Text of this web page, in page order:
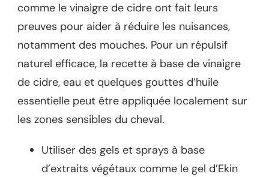
comme le vinaigre de cidre ont fait leurs
preuves pour aider à réduire les nuisances,
notamment des mouches. Pour un répulsif
naturel efficace, la recette à base de vinaigre
de cidre, eau et quelques gouttes d’huile
essentielle peut être appliquée localement sur
les zones sensibles du cheval.
Utiliser des gels et sprays à base
d’extraits végétaux comme le gel d’Ekin